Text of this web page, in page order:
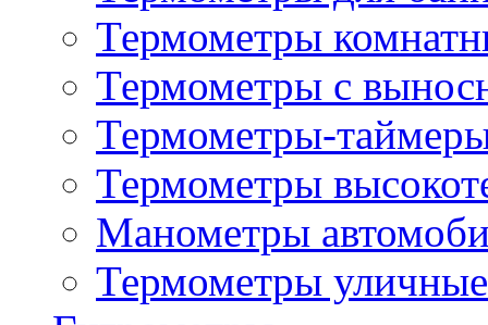
Термометры
Термометры с
Термометры-
Термометры
Манометры
Термометры уличные